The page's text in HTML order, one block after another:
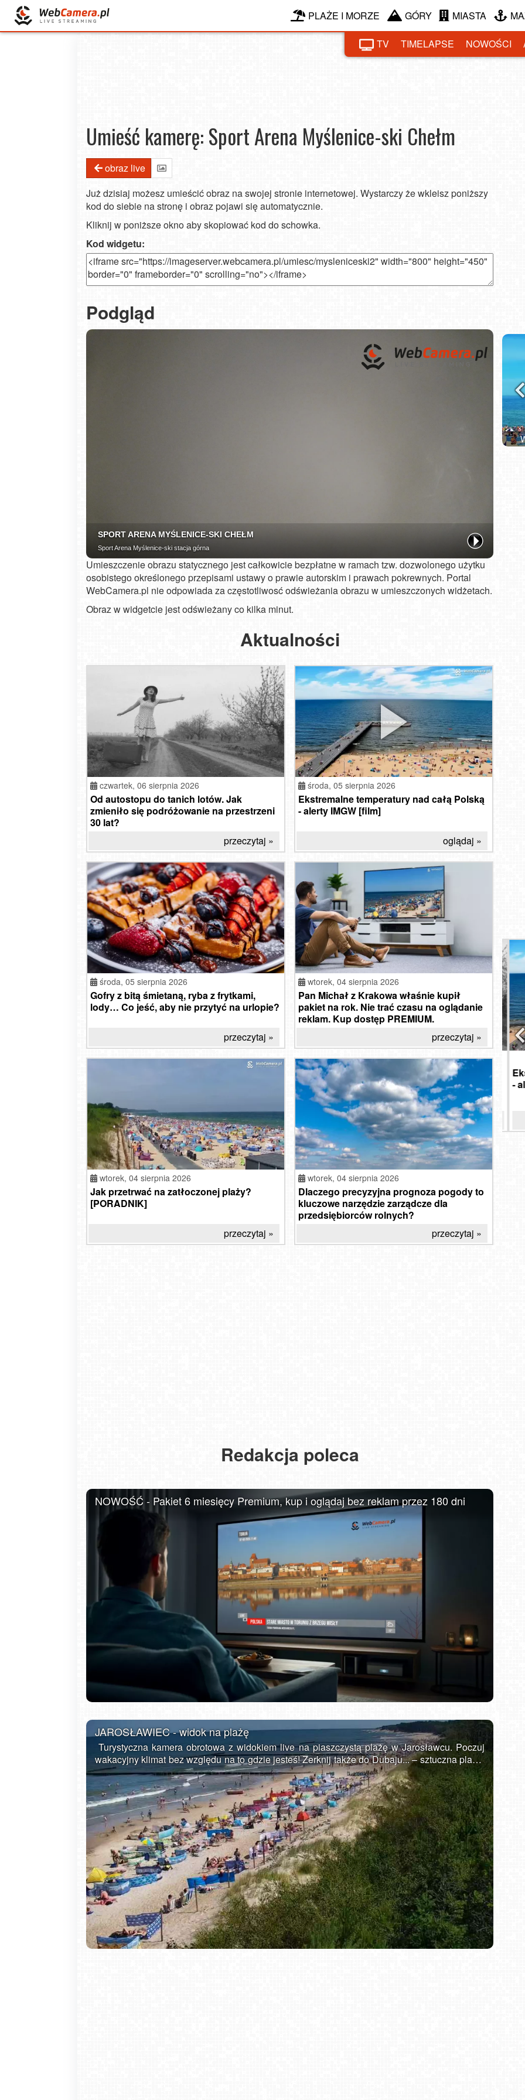
PLAŻE I MORZE GÓRY MIASTA
TV TIMELAPSE NOWOŚCI
Umieść kamerę: Sport Arena Myślenice-ski Chełm
obraz live
Już dzisiaj możesz umieścić obraz na swojej stronie internetowej. Wystarczy że wkleisz poniższy
kod do siebie na stronę i obraz pojawi się automatycznie.
Kliknij w poniższe okno aby skopiować kod do schowka.
Kod widgetu:
Podgląd
Umieszczenie obrazu statycznego jest całkowicie bezpłatne w ramach tzw. dozwolonego użytku
osobistego określonego przepisami ustawy o prawie autorskim i prawach pokrewnych. Portal
WebCamera.pl nie odpowiada za częstotliwosć odświeżania obrazu w umieszczonych widżetach.
Obraz w widgetcie jest odświeżany co kilka minut.
Aktualności
czwartek, 06 sierpnia 2026
Od autostopu do tanich lotów. Jak
zmieniło się podróżowanie na przestrzeni
30 lat?
przeczytaj »
środa, 05 sierpnia 2026
Ekstremalne temperatury nad całą Polską
- alerty IMGW [film]
oglądaj »
środa, 05 sierpnia 2026
Gofry z bitą śmietaną, ryba z frytkami,
lody… Co jeść, aby nie przytyć na urlopie?
przeczytaj »
wtorek, 04 sierpnia 2026
Pan Michał z Krakowa właśnie kupił
pakiet na rok. Nie trać czasu na oglądanie
reklam. Kup dostęp PREMIUM.
przeczytaj »
wtorek, 04 sierpnia 2026
Jak przetrwać na zatłoczonej plaży?
[PORADNIK]
przeczytaj »
wtorek, 04 sierpnia 2026
Dlaczego precyzyjna prognoza pogody to
kluczowe narzędzie zarządcze dla
przedsiębiorców rolnych?
przeczytaj »
Redakcja poleca
NOWOŚĆ - Pakiet 6 miesięcy Premium, kup i oglądaj bez reklam przez 180 dni
Gdańsk - Brzeźno molo DZIWNÓW - widok na plażę
JAROSŁAWIEC - widok na plażę
Turystyczna kamera obrotowa z widokiem live na piaszczystą plażę w Jarosławcu. Poczuj
wakacyjny klimat bez względu na to gdzie jesteś! Zerknij także do Dubaju... – sztuczna plaża.
Jarosławiec to letniskowa wieś położona w województwie zachodniopomorskim na Wybrzeżu
Słowińskim nad Bałtykiem pomiędzy miastami Ustka i Darłowo. Posiada bardzo
rozbudowaną bazę noclegową i gastronomiczną, co pozwala przyjąć rzesze turystów w
sezonie letnim. Dzięki szerokim plażom oraz sporej liczbie atrakcji każdy znajdzie tu coś dla
siebie. Jak na typową miejscowość turystyczną, Jarosławiec ma do zaoferowania naprawdę
wiele. Oprócz zażywania kąpieli słonecznych na pięknej plaży, czy wodnej zabawie w
Bałtyku, można tu odwiedzić Muzeum Bursztynu, bądź oglądać wspaniałe widoki z 33
metrowej zabytkowej latarni morskiej z 1838 roku. W pobliżu czyste, zielone lasy z licznymi
ścieżkami pieszymi i rowerowymi. Ponadto, nieco na wschód znajduje się polodowcowe
jezioro Wicko, gdzie można popływać żaglówkami bądź rowerkami wodnymi. Miejscowi
zachęcają także do uprawiania jazdy konnej, bądź wybrania się z całą rodziną do aquaparku.
Nie marnuj czasu. Sprawdź prognozę i ruszaj na urlop. Pozwól by nasza kamera pomogła Ci
przywołać wspomnienia z wakacji.
Krupówki - widok na deptak Bielsko-Biała Plac Wojska Polskiego NOWOŚĆ
czwartek, 06 sierpnia 2026
Od autostopu do tanich lotów. Jak
zmieniło się podróżowanie na przestrzeni
30 lat?
przeczytaj »
-